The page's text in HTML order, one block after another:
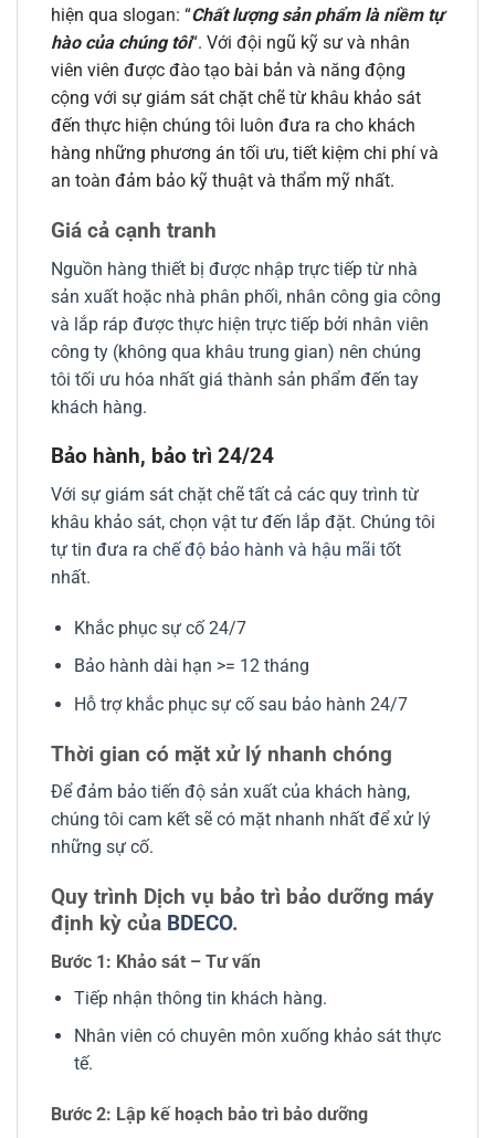
hiện qua slogan: “Chất lượng sản phẩm là niềm tự
hào của chúng tôi“. Với đội ngũ kỹ sư và nhân
viên viên được đào tạo bài bản và năng động
cộng với sự giám sát chặt chẽ từ khâu khảo sát
đến thực hiện chúng tôi luôn đưa ra cho khách
hàng những phương án tối ưu, tiết kiệm chi phí và
an toàn đảm bảo kỹ thuật và thẩm mỹ nhất.
Giá cả cạnh tranh
Nguồn hàng thiết bị được nhập trực tiếp từ nhà
sản xuất hoặc nhà phân phối, nhân công gia công
và lắp ráp được thực hiện trực tiếp bởi nhân viên
công ty (không qua khâu trung gian) nên chúng
tôi tối ưu hóa nhất giá thành sản phẩm đến tay
khách hàng.
Bảo hành, bảo trì 24/24
Với sự giám sát chặt chẽ tất cả các quy trình từ
khâu khảo sát, chọn vật tư đến lắp đặt. Chúng tôi
tự tin đưa ra chế độ bảo hành và hậu mãi tốt
nhất.
Khắc phục sự cố 24/7
Bảo hành dài hạn >= 12 tháng
Hỗ trợ khắc phục sự cố sau bảo hành 24/7
Thời gian có mặt xử lý nhanh chóng
Để đảm bảo tiến độ sản xuất của khách hàng,
chúng tôi cam kết sẽ có mặt nhanh nhất để xử lý
những sự cố.
Quy trình Dịch vụ bảo trì bảo dưỡng máy
định kỳ của BDECO.
Bước 1: Khảo sát – Tư vấn
Tiếp nhận thông tin khách hàng.
Nhân viên có chuyên môn xuống khảo sát thực
tế.
Bước 2: Lập kế hoạch bảo trì bảo dưỡng